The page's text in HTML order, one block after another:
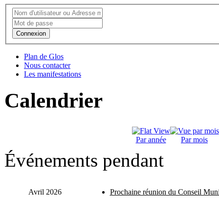
Connexion
Plan de Glos
Nous contacter
Les manifestations
Calendrier
Par année Par mois
Événements pendant
Avril 2026 Prochaine réunion du Conseil